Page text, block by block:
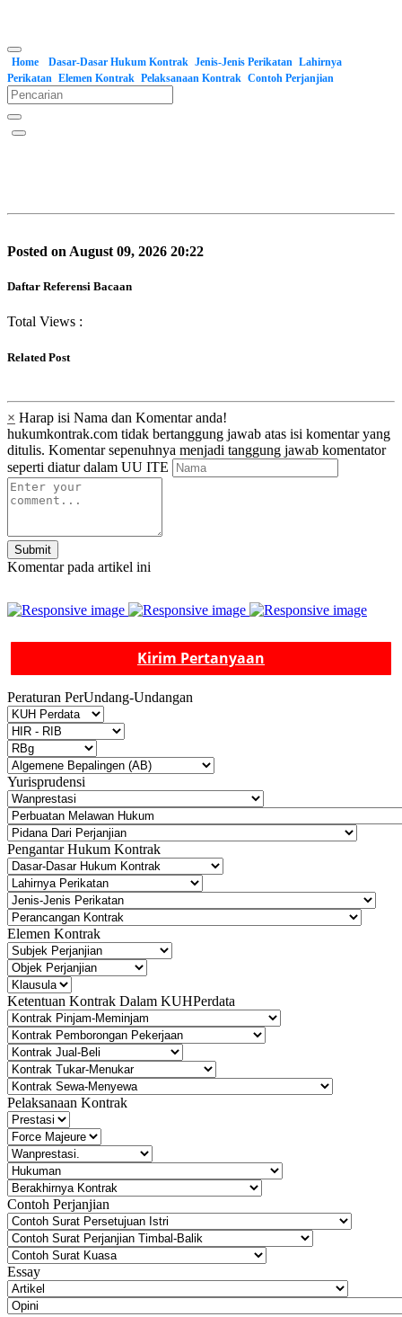
Home Dasar-Dasar Hukum Kontrak Jenis-Jenis Perikatan Lahirnya
Perikatan Elemen Kontrak Pelaksanaan Kontrak Contoh Perjanjian
Posted on August 09, 2026 20:22
Daftar Referensi Bacaan
Total Views :
Related Post
× Harap isi Nama dan Komentar anda!
hukumkontrak.com tidak bertanggung jawab atas isi komentar yang
ditulis. Komentar sepenuhnya menjadi tanggung jawab komentator
seperti diatur dalam UU ITE
Submit
Komentar pada artikel ini
Kirim Pertanyaan
Peraturan PerUndang-Undangan
Yurisprudensi
Pengantar Hukum Kontrak
Elemen Kontrak
Ketentuan Kontrak Dalam KUHPerdata
Pelaksanaan Kontrak
Contoh Perjanjian
Essay